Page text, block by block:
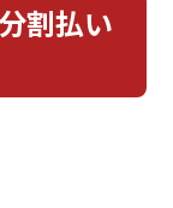
割払い